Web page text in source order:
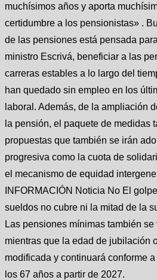
muchísimos años y aporta
certidumbre a los pensionistas» .
de las pensiones está pensada
ministro Escrivá, beneficiar a las
carreras estables a lo largo del
han quedado sin empleo en los
laboral. Además, de la ampliación
la pensión, el paquete de medidas
propuestas que también se irán
progresiva como la cuota de
el mecanismo de equidad
INFORMACIÓN Noticia No El
sueldos no cubre ni la mitad de la
Las pensiones mínimas también
mientras que la edad de jubilación
modificada y continuará conforme
los 67 años a partir de 2027.